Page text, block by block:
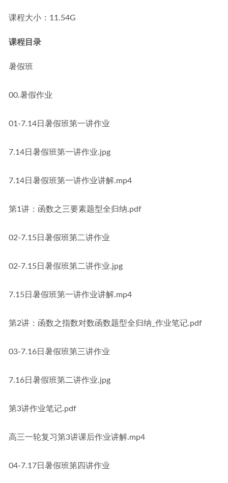
课程大小：11.54G
课程目录
暑假班
00.暑假作业
01-7.14日暑假班第一讲作业
7.14日暑假班第一讲作业.jpg
7.14日暑假班第一讲作业讲解.mp4
第1讲：函数之三要素题型全归纳.pdf
02-7.15日暑假班第二讲作业
02-7.15日暑假班第二讲作业.jpg
7.15日暑假班第一讲作业讲解.mp4
第2讲：函数之指数对数函数题型全归纳_作业笔记.pdf
03-7.16日暑假班第三讲作业
7.16日暑假班第二讲作业.jpg
第3讲作业笔记.pdf
高三一轮复习第3讲课后作业讲解.mp4
04-7.17日暑假班第四讲作业